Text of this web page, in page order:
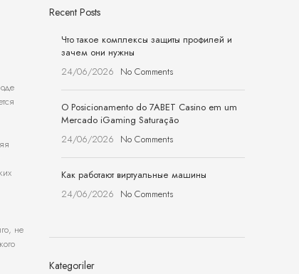
не
Recent Posts
Что такое комплексы защиты профилей и
зачем они нужны
24/06/2026 No Comments
O Posicionamento do 7ABET Casino em um
Mercado iGaming Saturação
24/06/2026 No Comments
Как работают виртуальные машины
24/06/2026 No Comments
Kategoriler